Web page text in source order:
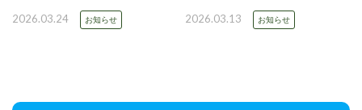
2026.03.24 お知らせ 2026.03.13 お知らせ